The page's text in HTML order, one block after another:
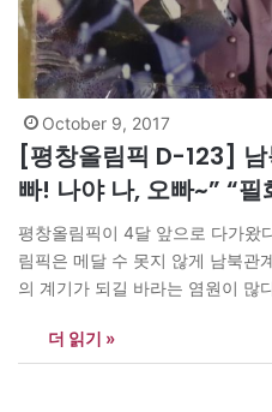
October 9, 2017
[평창올림픽 D-123] 남
빠! 나야 나, 오빠~” “필
평창올림픽이 4달 앞으로 다가왔
림픽은 메달 수 못지 않게 남북관
의 계기가 되길 바라는 염원이 많
금메달을 조국에 선사한 사람들
반도에 세계적인 스피드 스케이
더 읽기 »